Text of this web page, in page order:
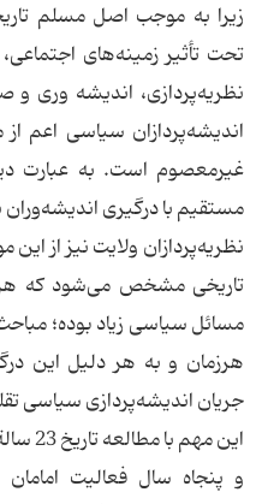
زیرا به‌ موجب‌ اصل‌ مسلم‌
تحت‌ تأثیر زمینه‌های‌
نظریه‌پردازی، اندیشه‌ وری‌
اندیشه‌پردازان‌ سیاسی‌ اعم‌
غیرمعصوم‌ است. به‌ عبارت‌
مستقیم‌ با درگیری‌
نظریه‌پردازان‌ ولایت‌ نیز از
تاریخی‌ مشخص‌ می‌شود که‌ هر
مسائل‌ سیاسی‌ زیاد بوده؛
هرزمان‌ و به‌ هر دلیل‌ این‌
جریان‌ اندیشه‌پردازی‌ سیاسی‌
این‌
و پنجاه‌ سال‌ فعالیت‌